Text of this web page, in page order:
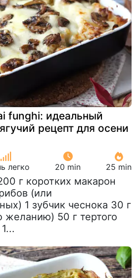
funghi: идеальный
рецепт для осени
легко 20 min 25 min
г коротких макарон
(или
1 зубчик чеснока 30 г
желанию) 50 г тертого